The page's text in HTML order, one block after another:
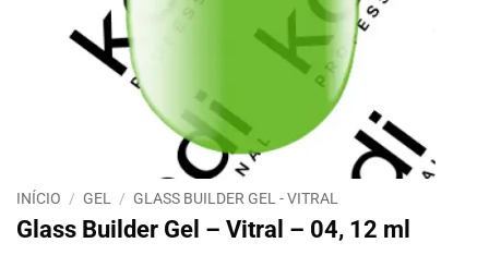
INÍCIO / GEL / GLASS BUILDER GEL - VITRAL
Glass Builder Gel – Vitral – 04, 12 ml